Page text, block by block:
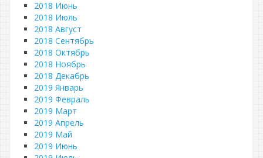
2018 Июнь
2018 Июль
2018 Август
2018 Сентябрь
2018 Октябрь
2018 Ноябрь
2018 Декабрь
2019 Январь
2019 Февраль
2019 Март
2019 Апрель
2019 Май
2019 Июнь